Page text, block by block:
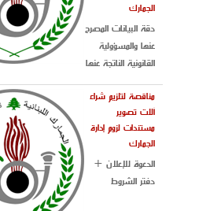
الجمارك
دقة البيانات المصرح
عنها والمسؤولية
القانونية الناتجة عنها
مناقصة لتلزيم شراء
آلات تصوير
مستندات لزوم إدارة
الجمارك
الدعوة للإعلان +
دفتر الشروط